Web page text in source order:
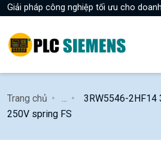
Giải pháp công nghiệp tối ưu cho
Trang chủ
3RW5546-2HF14
250V spring FS